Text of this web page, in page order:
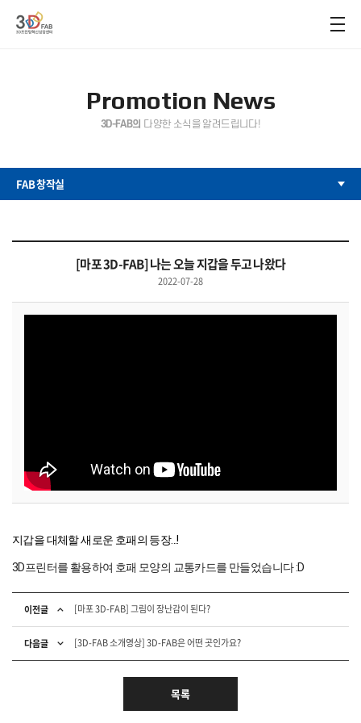
Promotion News
3D-FAB의 다양한 소식을 알려드립니다!
FAB 창작실
[마포 3D-FAB] 나는 오늘 지갑을 두고 나왔다
2022-07-28
지갑을 대체할 새로운 호패의 등장...!
3D프린터를 활용하여 호패 모양의 교통카드를 만들었습니다 :D
이전글 [마포 3D-FAB] 그림이 장난감이 된다?
다음글 [3D-FAB 소개영상] 3D-FAB은 어떤 곳인가요?
목록